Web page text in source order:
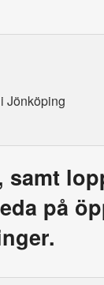
Jönköping
samt
på